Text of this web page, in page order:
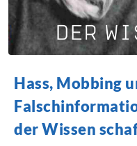
Hass, Mobbing
der Wissen